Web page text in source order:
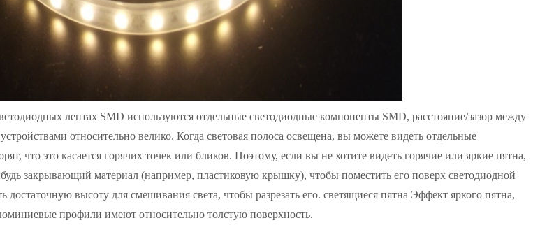
лентах SMD используются отдельные светодиодные компоненты SMD, расстояние/зазор между
относительно велико. Когда световая полоса освещена, вы можете видеть отдельные
что это касается горячих точек или бликов. Поэтому, если вы не хотите видеть горячие или яркие пятна,
закрывающий материал (например, пластиковую крышку), чтобы поместить его поверх светодиодной
высоту для смешивания света, чтобы разрезать его. светящиеся пятна Эффект яркого пятна,
профили имеют относительно толстую поверхность.